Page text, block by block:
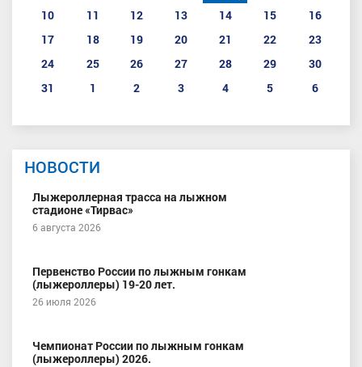
10
11 12 13 14 15
16
17
18 19 20 21 22
23
24
25 26 27 28 29
30
31
1 2 3 4 5 6
НОВОСТИ
Лыжероллерная трасса на лыжном
стадионе «Тирвас»
6 августа 2026
Первенство России по лыжным гонкам
(лыжероллеры) 19-20 лет.
26 июля 2026
Чемпионат России по лыжным гонкам
(лыжероллеры) 2026.